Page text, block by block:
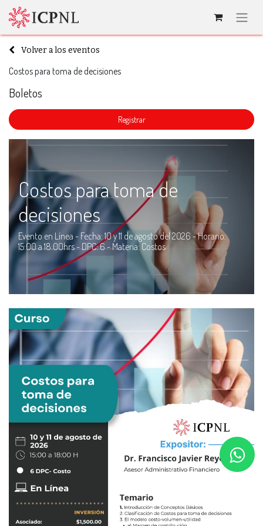
Volver a los eventos
Costos para toma de decisiones
Boletos
​Registrar
Costos para toma de
decisiones
Evento en Línea - Fecha: 10 y 11 de agosto del 2026 - Horario:
15:00 a 18:00hrs - DPC: 6 - Materia: Costos